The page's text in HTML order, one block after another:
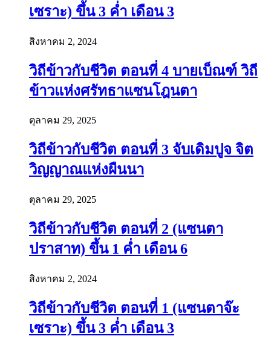
เซราะ) ขึ้น 3 ค่ำ เดือน 3
สิงหาคม 2, 2024
วิถีข้าวกับชีวิต ตอนที่ 4 บายเบ็ณฑ์ วิถี
ข้าวแห่งศรัทธาแซนโฎนตา
ตุลาคม 29, 2025
วิถีข้าวกับชีวิต ตอนที่ 3 จับเดิมปูจ จิต
วิญญาณแห่งผืนนา
ตุลาคม 29, 2025
วิถีข้าวกับชีวิต ตอนที่ 2 (แซนตา
ปราสาท) ขึ้น 1 ค่ำ เดือน 6
สิงหาคม 2, 2024
วิถีข้าวกับชีวิต ตอนที่ 1 (แซนตาจ๊ะ
เซราะ) ขึ้น 3 ค่ำ เดือน 3